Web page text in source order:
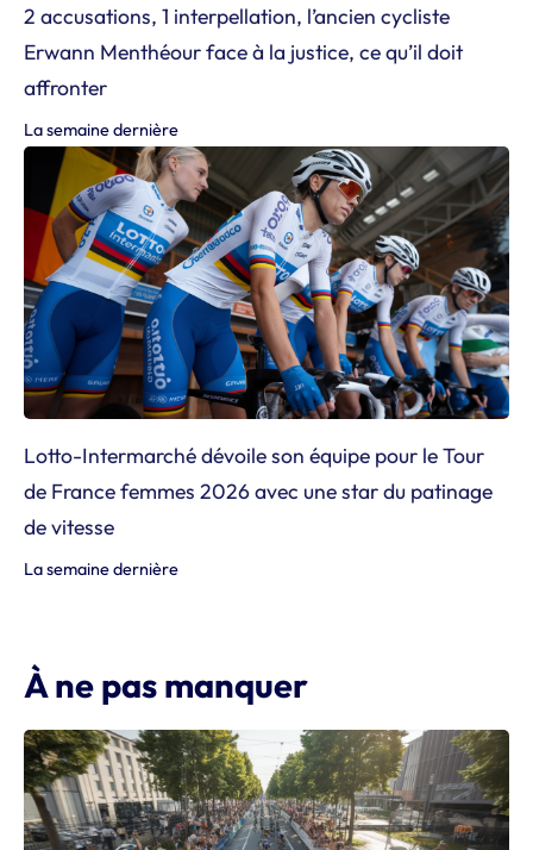
2 accusations, 1 interpellation, l’ancien cycliste
Erwann Menthéour face à la justice, ce qu’il doit
affronter
La semaine dernière
Lotto-Intermarché dévoile son équipe pour le Tour
de France femmes 2026 avec une star du patinage
de vitesse
La semaine dernière
À ne pas manquer